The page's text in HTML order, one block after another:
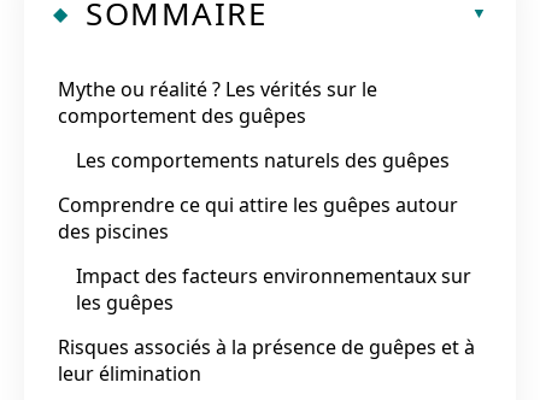
SOMMAIRE
Mythe ou réalité ? Les vérités sur le
comportement des guêpes
Les comportements naturels des guêpes
Comprendre ce qui attire les guêpes autour
des piscines
Impact des facteurs environnementaux sur
les guêpes
Risques associés à la présence de guêpes et à
leur élimination